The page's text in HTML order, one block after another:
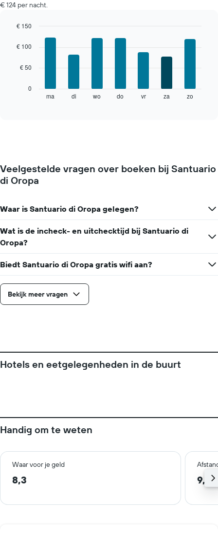
€ 124 per nacht.
chart
bars.
kamer
voor
van
week.
De
grafiek
heeft
1
as
met
de
grafiek
toont
gemiddelde
prijs
graphic.
ma di wo do vr za zo
0
€ 50
€ 100
€ 150
Veelgestelde vragen over boeken bij Santuario
di Oropa
Waar is Santuario di Oropa gelegen?
Wat is de incheck- en uitchecktijd bij Santuario di
Oropa?
Biedt Santuario di Oropa gratis wifi aan?
Bekijk meer vragen
Hotels en eetgelegenheden in de buurt
Handig om te weten
Waar voor je geld
8,3 9,3